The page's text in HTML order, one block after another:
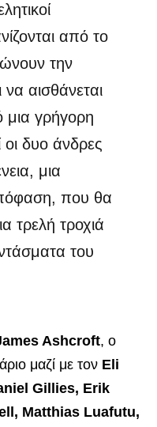
από το
την
να αισθάνεται
γρήγορη
οι δυο άνδρες
μια
που θα
τρελή τροχιά
του
Ashcroft, ο
μαζί με τον Eli
Gillies, Erik
Matthias Luafutu,